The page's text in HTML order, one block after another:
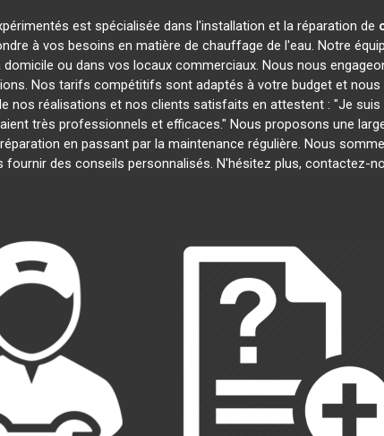
est spécialisée dans l'installation et la réparation de
à vos besoins en matière de chauffage de l'eau. Notre
ou dans vos locaux commerciaux. Nous nous
Nos tarifs compétitifs sont adaptés à votre budget et
nos réalisations et nos clients satisfaits en attestent : "Je
très professionnels et efficaces." Nous proposons une
en passant par la maintenance régulière. Nous
fournir des conseils personnalisés. N'hésitez plus, contactez-